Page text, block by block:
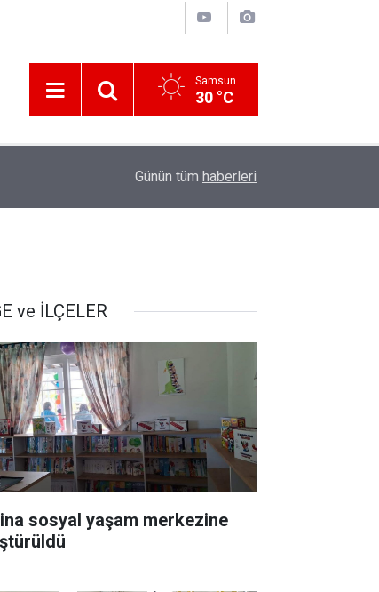
Samsun
30 °C
Atıl bina sosyal yaşam merkezine dönüştürüldü
Günün tüm haberleri
ve İLÇELER
sosyal yaşam merkezine